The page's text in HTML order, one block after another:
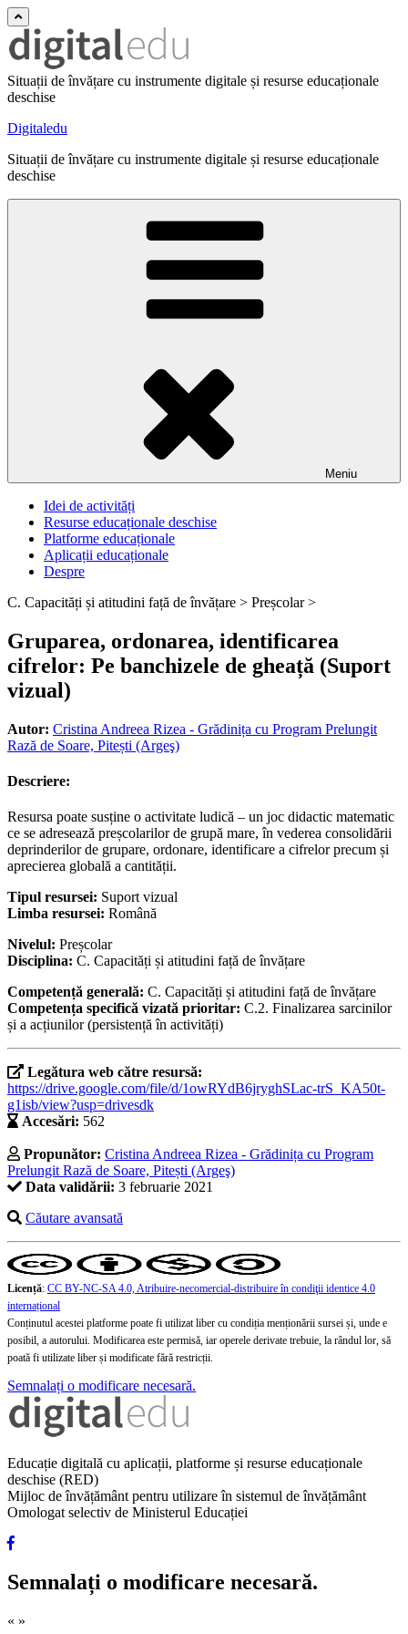
Situații de învățare cu instrumente digitale și resurse educaționale
deschise
Digitaledu
Situații de învățare cu instrumente digitale și resurse educaționale
deschise
Meniu
Idei de activități
Resurse educaționale deschise
Platforme educaționale
Aplicații educaționale
Despre
C. Capacități și atitudini față de învățare > Preșcolar >
Gruparea, ordonarea, identificarea
cifrelor: Pe banchizele de gheață (Suport
vizual)
Autor: Cristina Andreea Rizea - Grădinița cu Program Prelungit
Rază de Soare, Pitești (Argeş)
Descriere:
Resursa poate susține o activitate ludică – un joc didactic matematic
ce se adresează preșcolarilor de grupă mare, în vederea consolidării
deprinderilor de grupare, ordonare, identificare a cifrelor precum și
aprecierea globală a cantității.
Tipul resursei: Suport vizual
Limba resursei: Română
Nivelul: Preșcolar
Disciplina: C. Capacități și atitudini față de învățare
Competență generală: C. Capacități și atitudini față de învățare
Competența specifică vizată prioritar: C.2. Finalizarea sarcinilor
și a acțiunilor (persistență în activități)
Legătura web către resursă:
https://drive.google.com/file/d/1owRYdB6jryghSLac-trS_KA50t-
g1isb/view?usp=drivesdk
Accesări: 562
Propunător: Cristina Andreea Rizea - Grădinița cu Program
Prelungit Rază de Soare, Pitești (Argeş)
Data validării: 3 februarie 2021
Căutare avansată
Licență: CC BY-NC-SA 4.0, Atribuire-necomercial-distribuire în condiţii identice 4.0
internațional
Conținutul acestei platforme poate fi utilizat liber cu condiția menționării sursei și, unde e
posibil, a autorului. Modificarea este permisă, iar operele derivate trebuie, la rândul lor, să
poată fi utilizate liber și modificate fără restricții.
Semnalați o modificare necesară.
Educație digitală cu aplicații, platforme și resurse educaționale
deschise (RED)
Mijloc de învățământ pentru utilizare în sistemul de învățământ
Omologat selectiv de Ministerul Educației
Semnalați o modificare necesară.
« »